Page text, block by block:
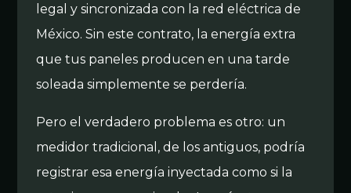
legal y sincronizada con la red eléctrica de
México. Sin este contrato, la energía extra
que tus paneles producen en una tarde
soleada simplemente se perdería.
Pero el verdadero problema es otro: un
medidor tradicional, de los antiguos, podría
registrar esa energía inyectada como si la